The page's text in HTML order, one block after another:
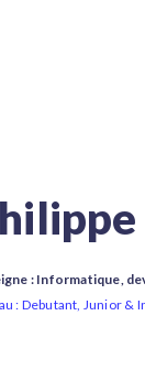
: Informatique,
: Debutant, Junior &